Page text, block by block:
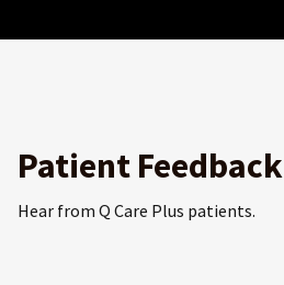
Patient Feedback
Hear from Q Care Plus patients.